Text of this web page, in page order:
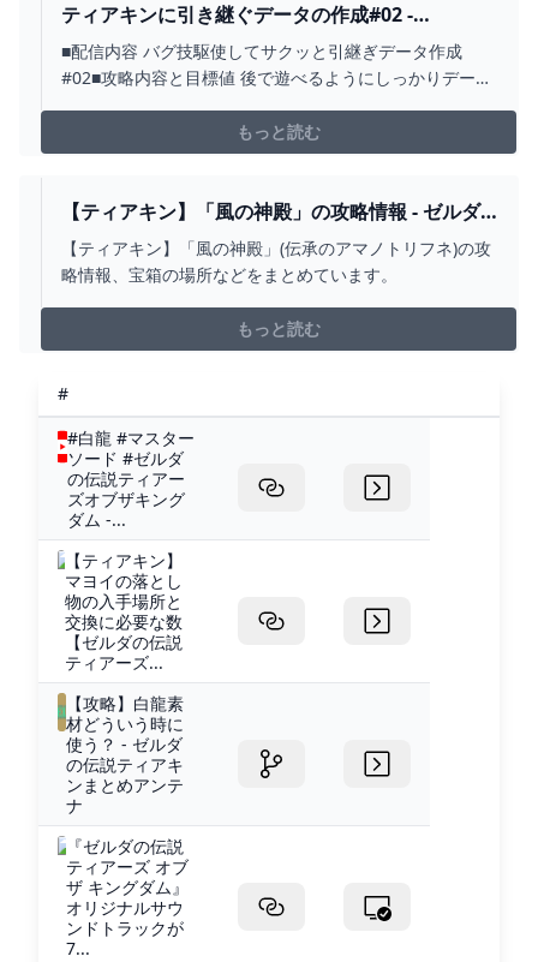
ティアキンに引き継ぐデータの作成#02 -
YOUTUBE
■配信内容 バグ技駆使してサクッと引継ぎデータ作成
#02■攻略内容と目標値 後で遊べるようにしっかりデータ
祠攻略～ゲルドの街へ 5:26 ・カカリコ村で木材集めて
ボックリン解放後にハテノ村で家を購入 34:31 ・カカリ
もっと読む
【ティアキン】「風の神殿」の攻略情報 - ゼルダ
の伝説 ティアーズオブザキングダム 攻略WIKI テ
ィアキン ： ヘイグ攻略まとめWIKI
【ティアキン】「風の神殿」(伝承のアマノトリフネ)の攻
略情報、宝箱の場所などをまとめています。
もっと読む
#
#白龍 #マスター
ソード #ゼルダ
の伝説ティアー
ズオブザキング
ダム -...
【ティアキン】
マヨイの落とし
物の入手場所と
交換に必要な数
【ゼルダの伝説
ティアーズ...
【攻略】白龍素
材どういう時に
使う？ - ゼルダ
の伝説ティアキ
ンまとめアンテ
ナ
『ゼルダの伝説
ティアーズ オブ
ザ キングダム』
オリジナルサウ
ンドトラックが
7...